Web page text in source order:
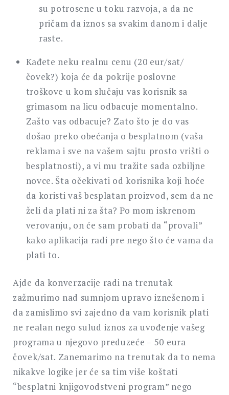
su potrosene u toku razvoja, a da ne
pričam da iznos sa svakim danom i dalje
raste.
Kađete neku realnu cenu (20 eur/sat/
čovek?) koja će da pokrije poslovne
troškove u kom slučaju vas korisnik sa
grimasom na licu odbacuje momentalno.
Zašto vas odbacuje? Zato što je do vas
došao preko obećanja o besplatnom (vaša
reklama i sve na vašem sajtu prosto vrišti o
besplatnosti), a vi mu tražite sada ozbiljne
novce. Šta očekivati od korisnika koji hoće
da koristi vaš besplatan proizvod, sem da ne
želi da plati ni za šta? Po mom iskrenom
verovanju, on će sam probati da “provali”
kako aplikacija radi pre nego što će vama da
plati to.
Ajde da konverzacije radi na trenutak
zažmurimo nad sumnjom upravo iznešenom i
da zamislimo svi zajedno da vam korisnik plati
ne realan nego sulud iznos za uvođenje vašeg
programa u njegovo preduzeće – 50 eura
čovek/sat. Zanemarimo na trenutak da to nema
nikakve logike jer će sa tim više koštati
“besplatni knjigovodstveni program” nego